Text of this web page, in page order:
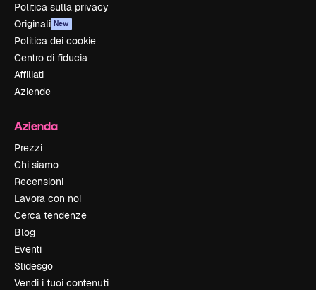
Politica sulla privacy
Originali New
Politica dei cookie
Centro di fiducia
Affiliati
Aziende
Azienda
Prezzi
Chi siamo
Recensioni
Lavora con noi
Cerca tendenze
Blog
Eventi
Slidesgo
Vendi i tuoi contenuti